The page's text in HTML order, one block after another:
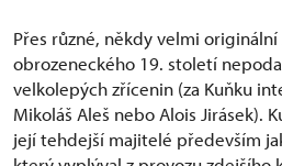
Přes různé, někdy velmi
obrozeneckého 19. století
velkolepých zřícenin (za Kuňku
Mikoláš Aleš nebo Alois Jirásek).
její tehdejší majitelé především